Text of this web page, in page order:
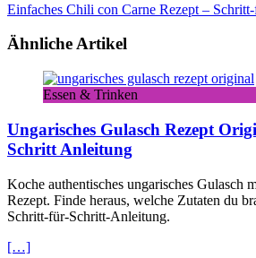
Einfaches Chili con Carne Rezept –
Ähnliche Artikel
Essen & Trinken
Ungarisches Gulasch Rezept
Schritt Anleitung
Koche authentisches ungarisches Gulasch
Rezept. Finde heraus, welche Zutaten du
Schritt-für-Schritt-Anleitung.
[…]